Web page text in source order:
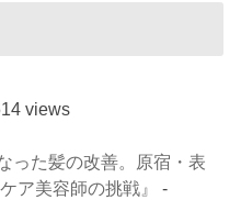
views
った髪の改善。原宿・表
ア美容師の挑戦』
-